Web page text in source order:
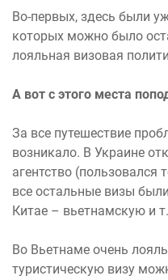
Во-первых, здесь были
которых можно было
лояльная визовая
А вот с этого места
За все путешествие
возникало. В Украине
агентство (пользовался
все остальные визы
Китае – вьетнамскую и
Во Вьетнаме очень
туристическую визу